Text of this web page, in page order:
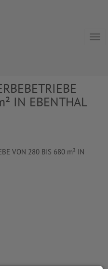
IN EBENTHAL